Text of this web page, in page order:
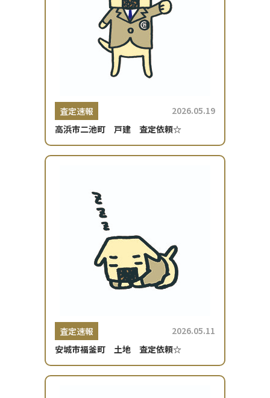
査定速報
2026.05.19
高浜市二池町 戸建 査定依頼☆
査定速報
2026.05.11
安城市福釜町 土地 査定依頼☆